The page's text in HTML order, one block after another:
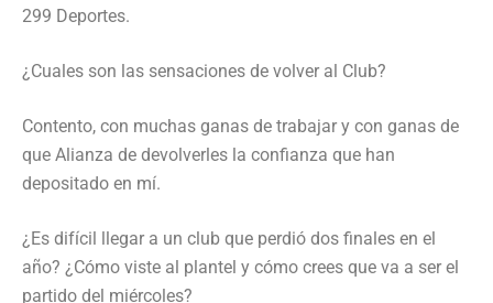
299 Deportes.
¿Cuales son las sensaciones de volver al Club?
Contento, con muchas ganas de trabajar y con ganas de
que Alianza de devolverles la confianza que han
depositado en mí.
¿Es difícil llegar a un club que perdió dos finales en el
año? ¿Cómo viste al plantel y cómo crees que va a ser el
partido del miércoles?